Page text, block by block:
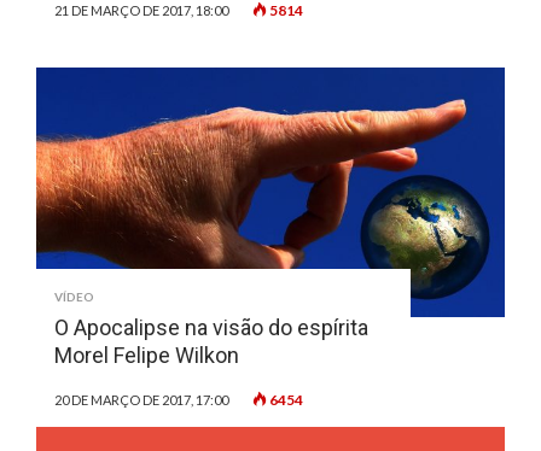
21 DE MARÇO DE 2017, 18:00 5814
VÍDEO
O Apocalipse na visão do espírita
Morel Felipe Wilkon
20 DE MARÇO DE 2017, 17:00 6454